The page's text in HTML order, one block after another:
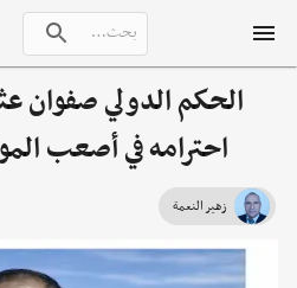
الحكم الدولي
احترامه في أصعب
زهير النعمة